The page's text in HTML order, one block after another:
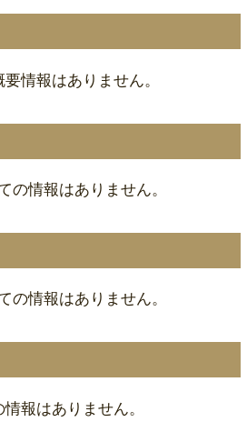
情報はありません。
の情報はありません。
の情報はありません。
報はありません。